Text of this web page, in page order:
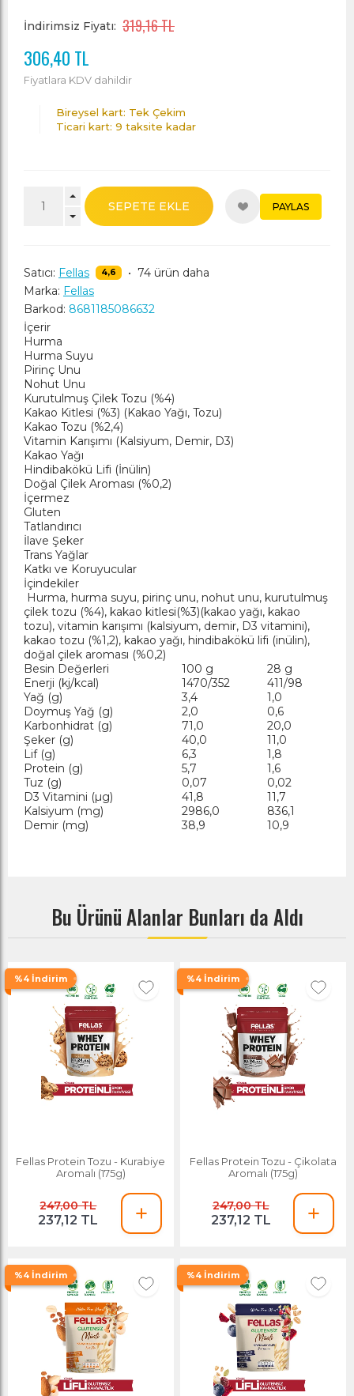
İndirimsiz Fiyatı: 319,16 TL
306,40 TL
Fiyatlara KDV dahildir
Bireysel kart: Tek Çekim
Ticari kart: 9 taksite kadar
SEPETE EKLE PAYLAS
Satıcı: Fellas 4,6 • 74 ürün daha
Marka: Fellas
Barkod: 8681185086632
İçerir
Hurma
Hurma Suyu
Pirinç Unu
Nohut Unu
Kurutulmuş Çilek Tozu (%4)
Kakao Kitlesi (%3) (Kakao Yağı, Tozu)
Kakao Tozu (%2,4)
Vitamin Karışımı (Kalsiyum, Demir, D3)
Kakao Yağı
Hindibakökü Lifi (İnülin)
Doğal Çilek Aroması (%0,2)
İçermez
Gluten
Tatlandırıcı
İlave Şeker
Trans Yağlar
Katkı ve Koruyucular
İçindekiler
Hurma, hurma suyu, pirinç unu, nohut unu, kurutulmuş
çilek tozu (%4), kakao kitlesi(%3)(kakao yağı, kakao
tozu), vitamin karışımı (kalsiyum, demir, D3 vitamini),
kakao tozu (%1,2), kakao yağı, hindibakökü lifi (inülin),
doğal çilek aroması (%0,2)
Besin Değerleri
100 g
28 g
Enerji (kj/kcal)
1470/352
411/98
Yağ (g)
3,4
1,0
Doymuş Yağ (g)
2,0
0,6
Karbonhidrat (g)
71,0
20,0
Şeker (g)
40,0
11,0
Lif (g)
6,3
1,8
Protein (g)
5,7
1,6
Tuz (g)
0,07
0,02
D3 Vitamini (µg)
41,8
11,7
Kalsiyum (mg)
2986,0
836,1
Demir (mg)
38,9 10,9
Bu Ürünü Alanlar Bunları da Aldı
%4 İndirim
Fellas Protein Tozu - Kurabiye
Aromalı (175g)
247,00 TL
237,12 TL
%4 İndirim
Fellas Protein Tozu - Çikolata
Aromalı (175g)
247,00 TL
237,12 TL
%4 İndirim %4 İndirim